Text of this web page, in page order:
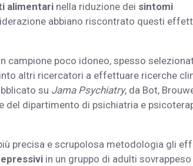
alimentari nella riduzione dei sintomi
abbiano riscontrato questi
campione poco idoneo, spesso
altri ricercatori a effettuare ricerche
su Jama Psychiatry, da Bot,
del dipartimento di psichiatria e
precisa e scrupolosa metodologia gli
in un gruppo di adulti